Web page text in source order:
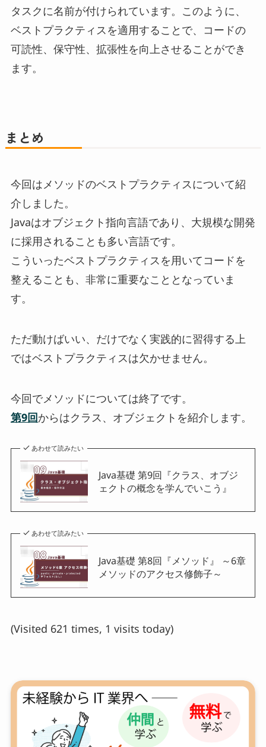
タスクに名前が付けられています。このように、
ベストプラクティスを適用することで、コードの
可読性、保守性、拡張性を向上させることができ
ます。
まとめ
今回はメソッドのベストプラクティスについて紹
介しました。
Javaはオブジェクト指向言語であり、大規模な開発
に採用されることも多い言語です。
こういったベストプラクティスを用いてコードを
整えることも、非常に重要なこととなっていま
す。
ただ動けばいい、だけでなく実践的に習得する上
ではベストプラクティスは欠かせません。
今回でメソッドについては終了です。
第9回からはクラス、オブジェクトを紹介します。
あわせて読みたい
Java基礎 第9回『クラス、オブジ
ェクトの概念を学んでいこう』
あわせて読みたい
Java基礎 第8回『メソッド』 ～6章
メソッドのアクセス修飾子～
(Visited 621 times, 1 visits today)